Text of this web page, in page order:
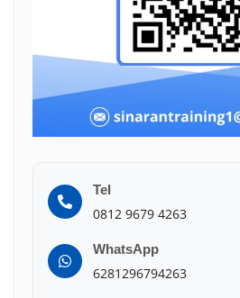
Tel
0812 9679 4263
WhatsApp
6281296794263